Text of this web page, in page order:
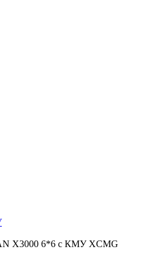
X3000 6*6 с КМУ XCMG